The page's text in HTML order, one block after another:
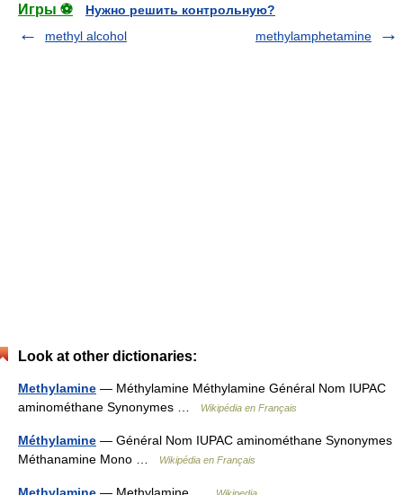
Игры ⚽
Нужно решить контрольную?
methyl alcohol
methylamphetamine
Look at other dictionaries:
Methylamine — Méthylamine Méthylamine Général Nom IUPAC
aminométhane Synonymes …
Wikipédia en Français
Méthylamine — Général Nom IUPAC aminométhane Synonymes
Méthanamine Mono …
Wikipédia en Français
Methylamine — Methylamine … Wikipedia